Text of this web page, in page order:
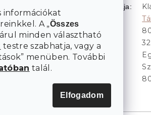
információkat
A „Összes
minden választható
testre szabhatja, vagy a
menüben. További
talál.
Elfogadom
ugyanakkor az
esztétikájával
Lábak formája:
Hossz
Magasság
Minta: